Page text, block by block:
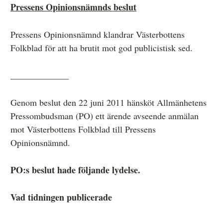
Fyll i din anmälan
Regler för medier i processen hos MO
Här är medierna som MO kan pröva
Övrigt
Våra huvudmän
Ledamöter i Mediernas Etiknämnd
Pressens Opinionsnämnds beslut
Pressens Opinionsnämnd klandrar Västerbottens
Folkblad för att ha brutit mot god publicistisk sed.
Genom beslut den 22 juni 2011 hänsköt Allmänhetens
Pressombudsman (PO) ett ärende avseende anmälan
mot Västerbottens Folkblad till Pressens
Opinionsnämnd.
PO:s beslut hade följande lydelse.
Vad tidningen publicerade